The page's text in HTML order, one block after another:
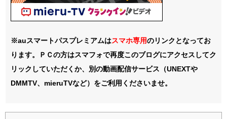
※auスマートパスプレミアムはスマホ専用のリンクとなってお
ります。ＰＣの方はスマフォで再度このブログにアクセスしてク
リックしていただくか、別の動画配信サービス（UNEXTや
DMMTV、mieruTVなど）をご利用くださいませ。